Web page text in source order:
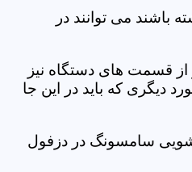
باشند می توانند در
قسمت های دستگاه نیز
دیگری که باید در این جا
سامسونگ در دزفول